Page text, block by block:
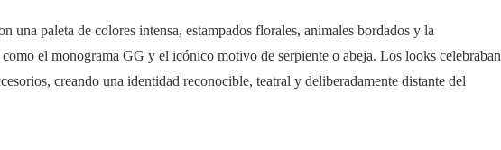
una paleta de colores intensa, estampados florales, animales bordados y la
el monograma GG y el icónico motivo de serpiente o abeja. Los looks celebraban
creando una identidad reconocible, teatral y deliberadamente distante del